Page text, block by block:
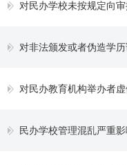
对民办学校未按规定向
对非法颁发或者伪造学
对民办教育机构举办者
民办学校管理混乱严重